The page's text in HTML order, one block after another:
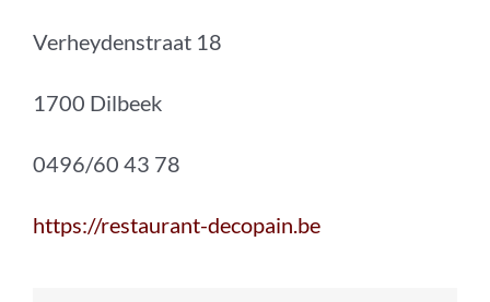
Verheydenstraat 18
1700 Dilbeek
0496/60 43 78
https://restaurant-decopain.be